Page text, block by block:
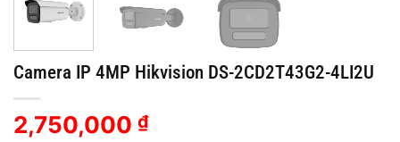
Camera IP 4MP Hikvision DS-2CD2T43G2-4LI2U
2,750,000 ₫